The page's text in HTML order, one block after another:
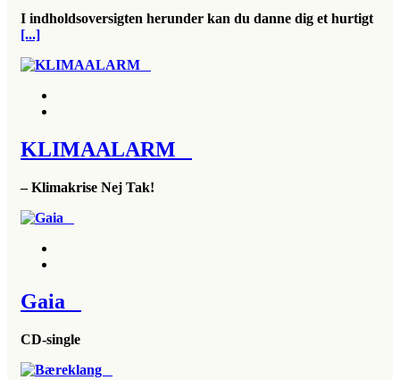
I indholdsoversigten herunder kan du danne dig et hurtigt
[...]
KLIMAALARM
– Klimakrise Nej Tak!
Gaia
CD-single